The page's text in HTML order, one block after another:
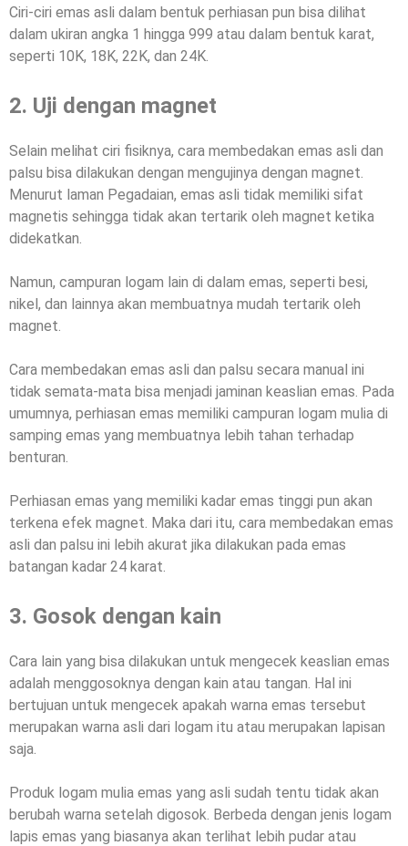
Ciri-ciri emas asli dalam bentuk perhiasan pun bisa dilihat
dalam ukiran angka 1 hingga 999 atau dalam bentuk karat,
seperti 10K, 18K, 22K, dan 24K.
2. Uji dengan magnet
Selain melihat ciri fisiknya, cara membedakan emas asli dan
palsu bisa dilakukan dengan mengujinya dengan magnet.
Menurut laman Pegadaian, emas asli tidak memiliki sifat
magnetis sehingga tidak akan tertarik oleh magnet ketika
didekatkan.
Namun, campuran logam lain di dalam emas, seperti besi,
nikel, dan lainnya akan membuatnya mudah tertarik oleh
magnet.
Cara membedakan emas asli dan palsu secara manual ini
tidak semata-mata bisa menjadi jaminan keaslian emas. Pada
umumnya, perhiasan emas memiliki campuran logam mulia di
samping emas yang membuatnya lebih tahan terhadap
benturan.
Perhiasan emas yang memiliki kadar emas tinggi pun akan
terkena efek magnet. Maka dari itu, cara membedakan emas
asli dan palsu ini lebih akurat jika dilakukan pada emas
batangan kadar 24 karat.
3. Gosok dengan kain
Cara lain yang bisa dilakukan untuk mengecek keaslian emas
adalah menggosoknya dengan kain atau tangan. Hal ini
bertujuan untuk mengecek apakah warna emas tersebut
merupakan warna asli dari logam itu atau merupakan lapisan
saja.
Produk logam mulia emas yang asli sudah tentu tidak akan
berubah warna setelah digosok. Berbeda dengan jenis logam
lapis emas yang biasanya akan terlihat lebih pudar atau